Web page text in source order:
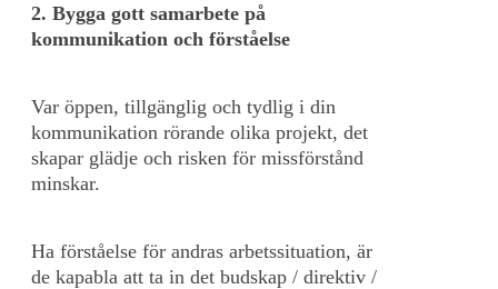
2. Bygga gott samarbete på
kommunikation och förståelse
Var öppen, tillgänglig och tydlig i din
kommunikation rörande olika projekt, det
skapar glädje och risken för missförstånd
minskar.
Ha förståelse för andras arbetssituation, är
de kapabla att ta in det budskap / direktiv /